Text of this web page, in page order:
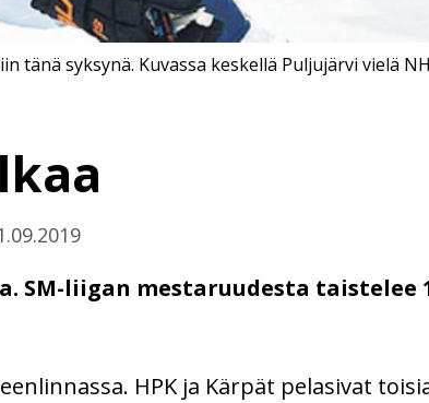
SM-liigan mestaruudesta taistelee
tänä syksynä. Kuvassa keskellä Puljujärvi vielä
HPK ja Kärpät pelasivat